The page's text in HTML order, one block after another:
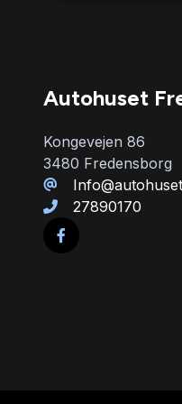
Autohuset
Kongevejen 86
3480 Fredensborg
27890170